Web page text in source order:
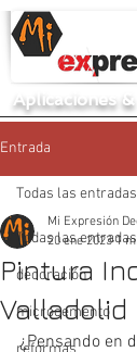
Aplicaciones &
Entrada
Todas las entradas
decoración
microcemento
Todas las entradas
Pintura
Valladolid
Mi Expresión
20 ene 2023 1
¿Pensando en